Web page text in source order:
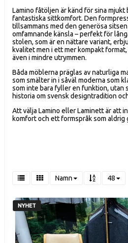
Lamino fåtöljen är känd för sina mjukt
fantastiska sittkomfort. Den
tillsammans med den generösa
omfamnande känsla – perfekt för
stolen, som är en nättare variant,
kvalitet men i ett mer kompakt
även i mindre utrymmen.
Båda möblerna präglas av naturliga
som smälter in i såväl moderna som
som inte bara fyller en funktion, utan
historia om svensk designtradition
Att välja Lamino eller Laminett är att
komfort och ett formspråk som aldrig
Namn 48
NYHET